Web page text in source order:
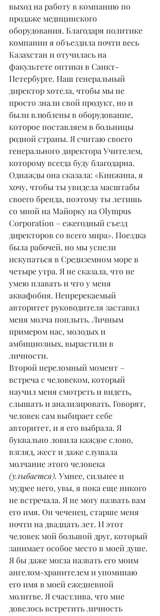
выход на работу в компанию по
продаже медицинского
оборудования. Благодаря политике
компании я объездила почти весь
Казахстан и отучилась на
факультете оптики в Санкт-
Петербурге. Наш генеральный
директор хотела, чтобы мы не
просто знали свой продукт, но и
были влюблены в оборудование,
которое поставляем в больницы
родной страны. Я считаю своего
генерального директора Учителем,
которому всегда буду благодарна.
Однажды она сказала: «Кинжина, я
хочу, чтобы ты увидела масштабы
своего бренда, поэтому ты летишь
со мной на Майорку на Olympus
Corporation – ежегодный съезд
директоров со всего мира». Поездка
была рабочей, но мы успели
искупаться в Средиземном море в
четыре утра. Я не сказала, что не
умею плавать и что у меня
аквафобия. Непререкаемый
авторитет руководителя заставил
меня молча поплыть. Личным
примером нас, молодых и
амбициозных, вырастили в
личности.
Второй переломный момент –
встреча с человеком, который
научил меня смотреть и видеть,
слышать и анализировать. Говорят,
человек сам выбирает себе
авторитет, и я его выбрала. Я
буквально ловила каждое слово,
взгляд, жест и даже слушала
молчание этого человека
(улыбается). Умнее, сильнее и
мудрее него, увы, я пока еще никого
не встречала. Я не могу назвать вам
его имя. Он чеченец, старше меня
почти на двадцать лет. И этот
человек мой большой друг, который
занимает особое место в моей душе.
Я бы даже могла назвать его моим
ангелом-хранителем и упоминаю
его имя в моей ежедневной
молитве. Я счастлива, что мне
довелось встретить личность